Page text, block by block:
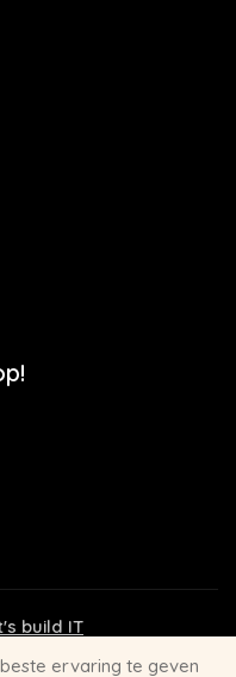
build IT
ervaring te geven